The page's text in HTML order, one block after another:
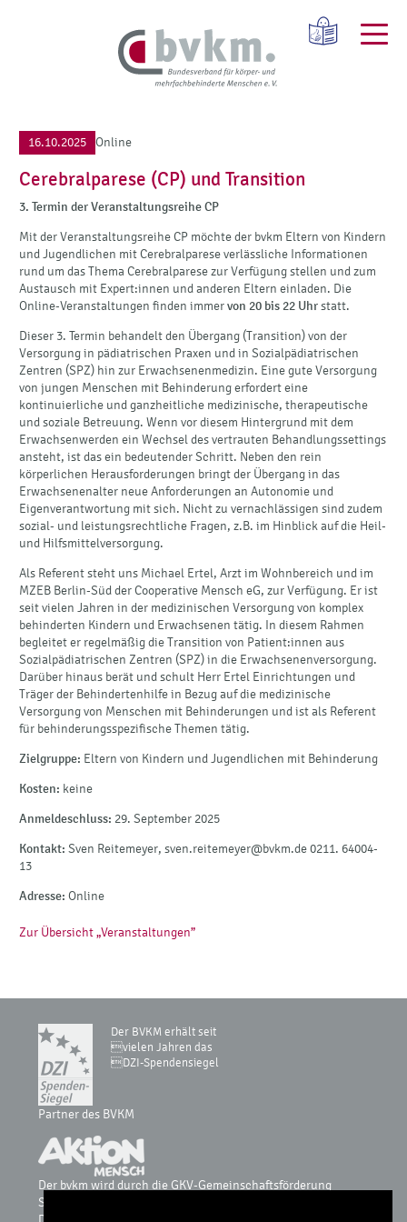
16.10.2025 Online
Cerebralparese (CP) und Transition
3. Termin der Veranstaltungsreihe CP
Mit der Veranstaltungsreihe CP möchte der bvkm Eltern von Kindern
und Jugendlichen mit Cerebralparese verlässliche Informationen
rund um das Thema Cerebralparese zur Verfügung stellen und zum
Austausch mit Expert:innen und anderen Eltern einladen. Die
Online-Veranstaltungen finden immervon 20 bis 22 Uhrstatt.
Dieser 3. Termin behandelt den Übergang (Transition) von der
Versorgung in pädiatrischen Praxen und in Sozialpädiatrischen
Zentren (SPZ) hin zur Erwachsenenmedizin. Eine gute Versorgung
von jungen Menschen mit Behinderung erfordert eine
kontinuierliche und ganzheitliche medizinische, therapeutische
und soziale Betreuung. Wenn vor diesem Hintergrund mit dem
Erwachsenwerden ein Wechsel des vertrauten Behandlungssettings
ansteht, ist das ein bedeutender Schritt. Neben den rein
körperlichen Herausforderungen bringt der Übergang in das
Erwachsenenalter neue Anforderungen an Autonomie und
Eigenverantwortung mit sich. Nicht zu vernachlässigen sind zudem
sozial- und leistungsrechtliche Fragen, z.B. im Hinblick auf die Heil-
und Hilfsmittelversorgung.
Als Referent steht uns Michael Ertel, Arzt im Wohnbereich und im
MZEB Berlin-Süd der Cooperative Mensch eG, zur Verfügung. Er ist
seit vielen Jahren in der medizinischen Versorgung von komplex
behinderten Kindern und Erwachsenen tätig. In diesem Rahmen
begleitet er regelmäßig die Transition von Patient:innen aus
Sozialpädiatrischen Zentren (SPZ) in die Erwachsenenversorgung.
Darüber hinaus berät und schult Herr Ertel Einrichtungen und
Träger der Behindertenhilfe in Bezug auf die medizinische
Versorgung von Menschen mit Behinderungen und ist als Referent
für behinderungsspezifische Themen tätig.
Zielgruppe: Eltern von Kindern und Jugendlichen mit Behinderung
Kosten: keine
Anmeldeschluss: 29. September 2025
Kontakt: Sven Reitemeyer, sven.reitemeyer@bvkm.de 0211. 64004-
13
Adresse: Online
Zur Übersicht „Veranstaltungen”
Der BVKM erhält seit
vielen Jahren das
DZI-Spendensiegel
Partner des BVKM
Der bvkm wird durch die GKV-Gemeinschaftsförderung
Selbsthilfe auf Bundesebene, vdek, AOK-Bundesverband, BKK